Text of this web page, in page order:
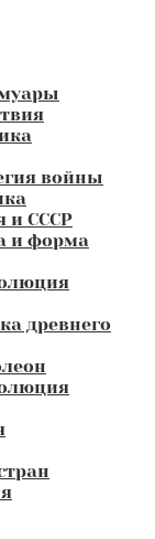
войны
и СССР
и форма
древнего